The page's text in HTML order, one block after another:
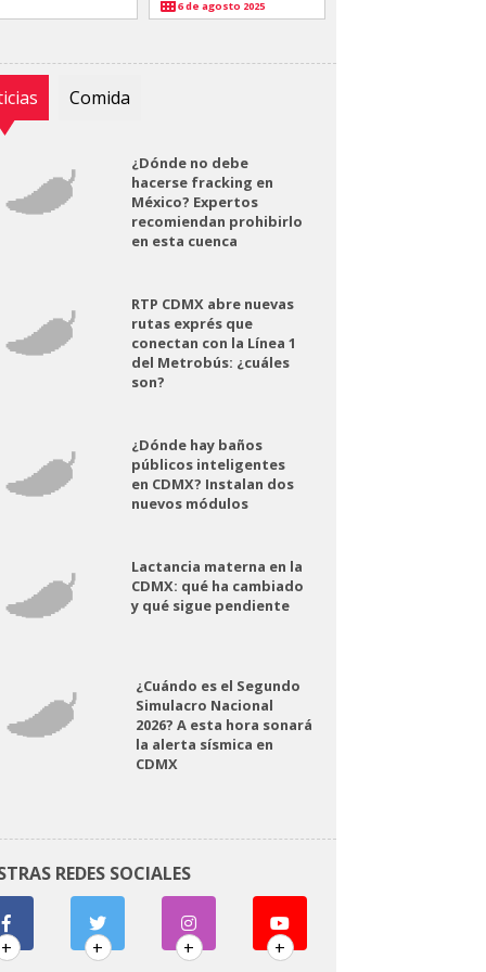
6 de agosto 2025
Comida
¿Dónde no debe
hacerse fracking en
México? Expertos
recomiendan prohibirlo
en esta cuenca
RTP CDMX abre nuevas
rutas exprés que
conectan con la Línea 1
del Metrobús: ¿cuáles
son?
¿Dónde hay baños
públicos inteligentes
en CDMX? Instalan dos
nuevos módulos
Lactancia materna en la
CDMX: qué ha cambiado
y qué sigue pendiente
¿Cuándo es el Segundo
Simulacro Nacional
2026? A esta hora sonará
la alerta sísmica en
CDMX
REDES SOCIALES
+ + + +